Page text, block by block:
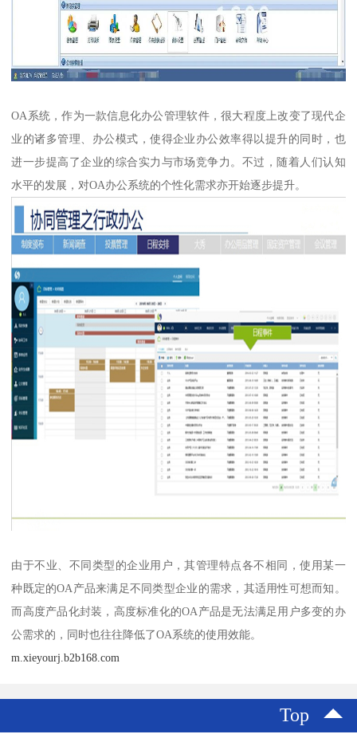
OA系统，作为一款信息化办公管理软件，很大程度上改变了现代企
业的诸多管理、办公模式，使得企业办公效率得以提升的同时，也
进一步提高了企业的综合实力与市场竞争力。不过，随着人们认知
水平的发展，对OA办公系统的个性化需求亦开始逐步提升。
由于不业、不同类型的企业用户，其管理特点各不相同，使用某一
种既定的OA产品来满足不同类型企业的需求，其适用性可想而知。
而高度产品化封装，高度标准化的OA产品是无法满足用户多变的办
公需求的，同时也往往降低了OA系统的使用效能。
m.xieyourj.b2b168.com
Top